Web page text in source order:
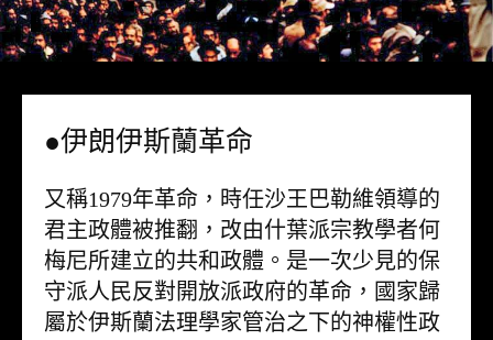
●伊朗伊斯蘭革命
又稱1979年革命，時任沙王巴勒維領導的
君主政體被推翻，改由什葉派宗教學者何
梅尼所建立的共和政體。是一次少見的保
守派人民反對開放派政府的革命，國家歸
屬於伊斯蘭法理學家管治之下的神權性政